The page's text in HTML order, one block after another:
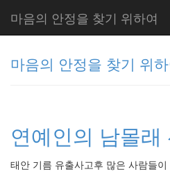
마음의 안정을 찾기 위하여
마음의 안정을 찾기 위
연예인의 남몰
태안 기름 유출사고후 많은 사람들
움
(복
분